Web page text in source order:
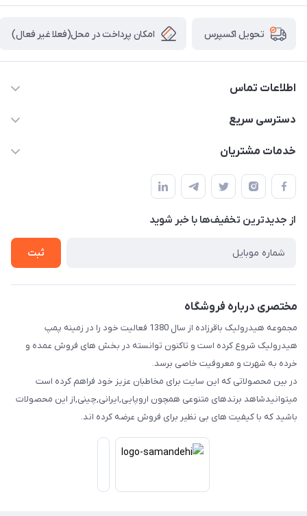
تحویل اکسپرس امکان پرداخت در محل(فعلا غیر فعال)
اطلاعات تماس
04432336021
دسترسی سریع
حساب کاربری
لیست محصولات
درباره ما
خدمات مشتریان
قوانین و مقررات
حریم خصوصی
راهنما
از جدید‌ترین تخفیف‌ها با‌ خبر شوید
ثبت
مختصری درباره فروشگاه
مجموعه هیدرولیک باقرزاده از سال 1380 فعالیت خود را در زمینه پمپ
هیدرولیک شروع کرده است و تاکنون توانسته در بخش های فروش عمده و
خرده به شهرت و معروفیت خاصی برسد.
در بین محصولاتی که این سایت برای مخاطبان عزیز خود فراهم کرده است
میتوانیدشاهد برندهای متنوعی همچون اروپایی,ایرانی,چینی,از این محصولات
باشید که با کیفیت های بی نظیر برای فروش عرضه کرده اند.